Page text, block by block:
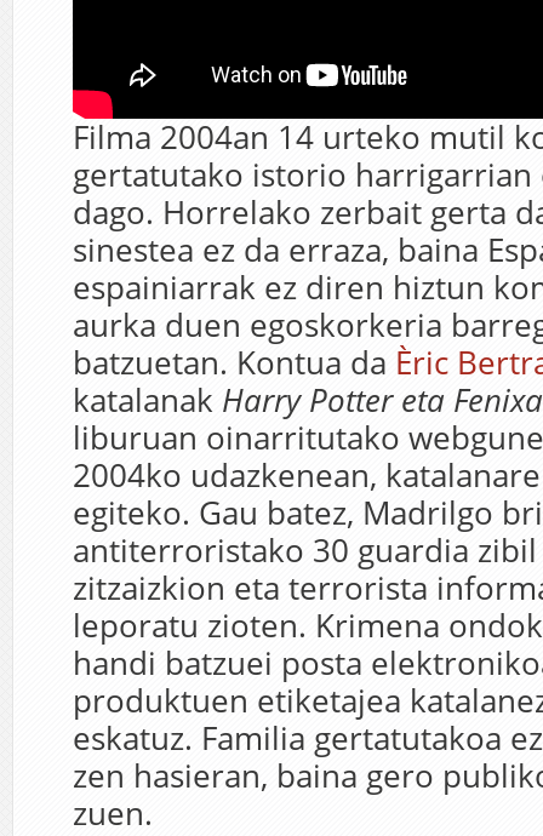
Filma 2004an 14 urteko mutil
gertatutako istorio
dago. Horrelako zerbait gerta
sinestea ez da erraza, baina
espainiarrak ez diren hiztun
aurka duen egoskorkeria
batzuetan. Kontua da Èric
katalanak Harry Potter eta
liburuan oinarritutako
2004ko udazkenean,
egiteko. Gau batez, Madrilgo
antiterroristako 30 guardia
zitzaizkion eta terrorista
leporatu zioten. Krimena
handi batzuei posta
produktuen etiketajea
eskatuz. Familia gertatutakoa
zen hasieran, baina gero
zuen.